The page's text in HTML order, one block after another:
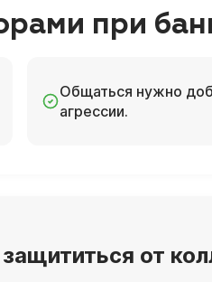
при
Общаться нужно
агрессии.
от